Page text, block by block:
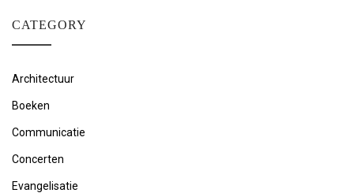
CATEGORY
Architectuur
Boeken
Communicatie
Concerten
Evangelisatie